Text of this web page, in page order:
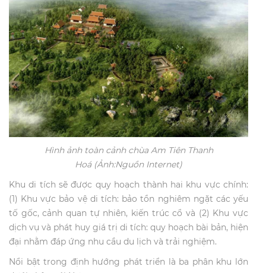
Hình ảnh toàn cảnh chùa Am Tiên Thanh
Hoá (Ảnh:Nguồn Internet)
Khu di tích sẽ được quy hoạch thành hai khu vực chính:
(1) Khu vực bảo vệ di tích: bảo tồn nghiêm ngặt các yếu
tố gốc, cảnh quan tự nhiên, kiến trúc cổ và (2) Khu vực
dịch vụ và phát huy giá trị di tích: quy hoạch bài bản, hiện
đại nhằm đáp ứng nhu cầu du lịch và trải nghiệm.
Nổi bật trong định hướng phát triển là ba phân khu lớn